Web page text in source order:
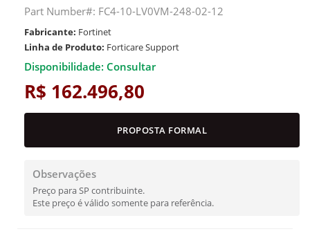
Part Number#: FC4-10-LV0VM-248-02-12
Fabricante: Fortinet
Linha de Produto: Forticare Support
Disponibilidade: Consultar
R$ 162.496,80
PROPOSTA FORMAL
Observações
Preço para SP contribuinte.
Este preço é válido somente para referência.